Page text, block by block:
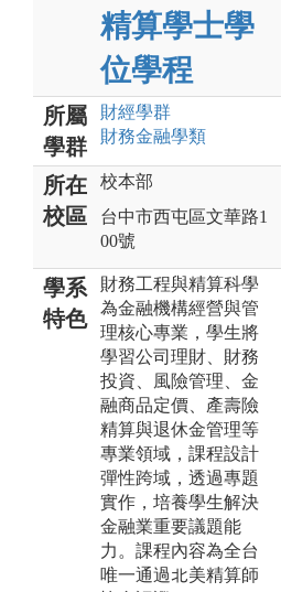
精算學士學
位學程
所屬
學群
財經學群
財務金融學類
所在
校區
校本部
台中市西屯區文華路1
00號
學系
特色
財務工程與精算科學
為金融機構經營與管
理核心專業，學生將
學習公司理財、財務
投資、風險管理、金
融商品定價、產壽險
精算與退休金管理等
專業領域，課程設計
彈性跨域，透過專題
實作，培養學生解決
金融業重要議題能
力。課程內容為全台
唯一通過北美精算師